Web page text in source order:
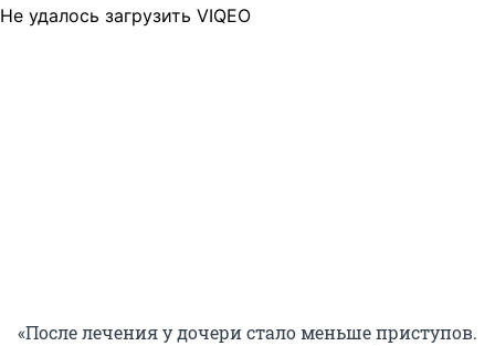
Не удалось загрузить VIQEO
«После лечения у дочери стало меньше приступов.